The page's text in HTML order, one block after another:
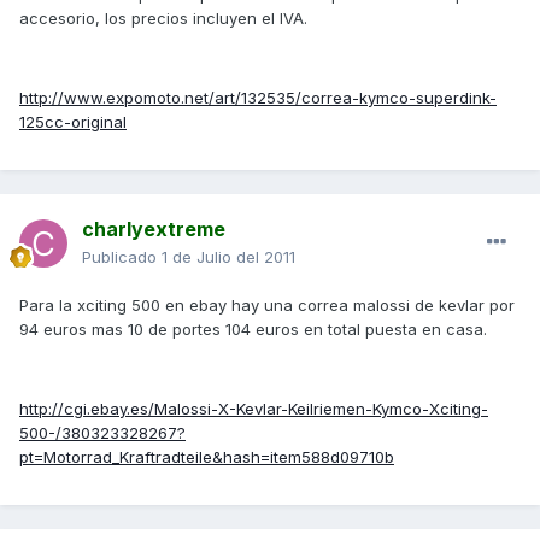
accesorio, los precios incluyen el IVA.
http://www.expomoto.net/art/132535/correa-kymco-superdink-
125cc-original
charlyextreme
Publicado 1 de Julio del 2011
Para la xciting 500 en ebay hay una correa malossi de kevlar por
94 euros mas 10 de portes 104 euros en total puesta en casa.
http://cgi.ebay.es/Malossi-X-Kevlar-Keilriemen-Kymco-Xciting-
500-/380323328267?
pt=Motorrad_Kraftradteile&hash=item588d09710b